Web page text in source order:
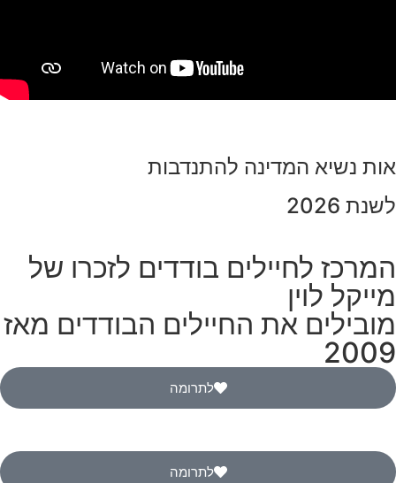
אות נשיא המדינה להתנדבות
לשנת 2026
המרכז לחיילים בודדים לזכרו של
מייקל לוין
מובילים את החיילים הבודדים מאז
2009
לתרומה
לתרומה